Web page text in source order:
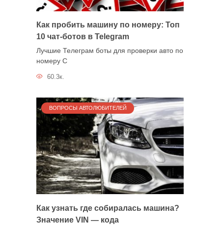
Как пробить машину по номеру: Топ
10 чат-ботов в Telegram
Лучшие Телеграм боты для проверки авто по
номеру С
60.3к.
ВОПРОСЫ АВТОЛЮБИТЕЛЕЙ
Как узнать где собиралась машина?
Значение VIN — кода